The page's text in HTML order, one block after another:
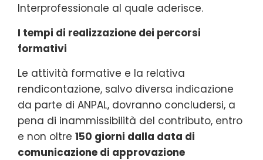
Interprofessionale al quale aderisce.
I tempi di realizzazione dei percorsi
formativi
Le attività formative e la relativa
rendicontazione, salvo diversa indicazione
da parte di ANPAL, dovranno concludersi, a
pena di inammissibilità del contributo, entro
e non oltre 150 giorni dalla data di
comunicazione di approvazione